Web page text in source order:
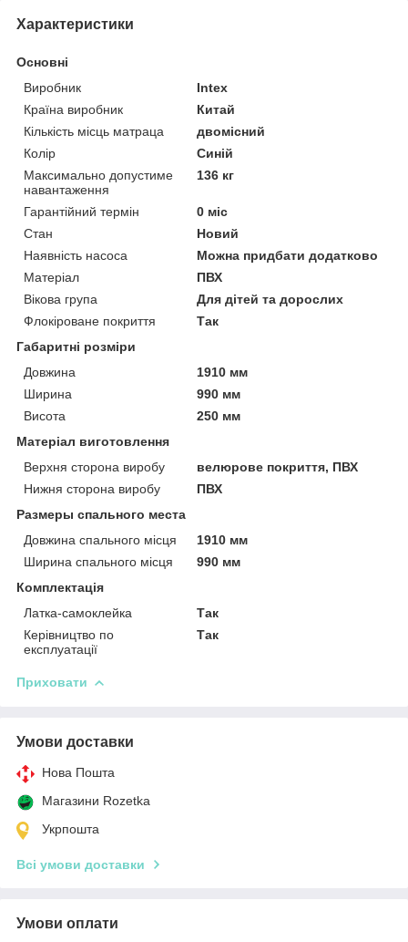
Характеристики
Основні
Виробник
Intex
Країна виробник
Китай
Кількість місць матраца
двомісний
Колір
Синій
Максимально допустиме
навантаження
136 кг
Гарантійний термін
0 міс
Стан
Новий
Наявність насоса
Можна придбати додатково
Матеріал
ПВХ
Вікова група
Для дітей та дорослих
Флокіроване покриття
Так
Габаритні розміри
Довжина
1910 мм
Ширина
990 мм
Висота
250 мм
Матеріал виготовлення
Верхня сторона виробу
велюрове покриття, ПВХ
Нижня сторона виробу
ПВХ
Размеры спального места
Довжина спального місця
1910 мм
Ширина спального місця
990 мм
Комплектація
Латка-самоклейка
Так
Керівництво по
експлуатації
Так
Приховати
Умови доставки
Нова Пошта
Магазини Rozetka
Укрпошта
Всі умови доставки
Умови оплати